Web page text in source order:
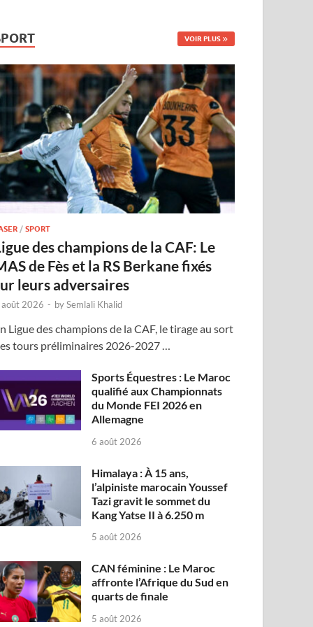
VOIR PLUS
/SPORT
des champions de la CAF: Le
de Fès et la RS Berkane fixés
leurs adversaires
2026 - bySemlali Khalid
Ligue des champions de la CAF, le tirage au sort
tours préliminaires 2026-2027 …
Sports Équestres : Le Maroc
qualifié aux Championnats
du Monde FEI 2026 en
Allemagne
6 août 2026
Himalaya : À 15 ans,
l’alpiniste marocain Youssef
Tazi gravit le sommet du
Kang Yatse II à 6.250 m
5 août 2026
CAN féminine : Le Maroc
affronte l’Afrique du Sud en
quarts de finale
5 août 2026